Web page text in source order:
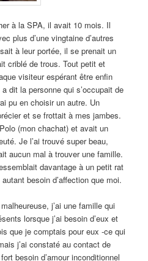
à la SPA, il avait 10 mois. Il
plus d’une vingtaine d’autres
à leur portée, il se prenait un
criblé de trous. Tout petit et
visiteur espérant être enfin
dit la personne qui s’occupait de
pu en choisir un autre. Un
et se frottait à mes jambes.
(mon chachat) et avait un
Je l’ai trouvé super beau,
aucun mal à trouver une famille.
davantage à un petit rat
besoin d’affection que moi.
j’ai une famille qui
lorsque j’ai besoin d’eux et
que je comptais pour eux -ce qui
j’ai constaté au contact de
besoin d’amour inconditionnel